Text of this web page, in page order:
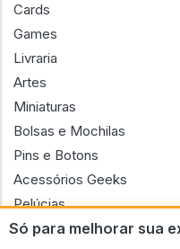
Só para melhorar sua
Cards
Games
Livraria
Artes
Miniaturas
Bolsas e Mochilas
Pins e Botons
Acessórios Geeks
Pelúcias
Bonecas